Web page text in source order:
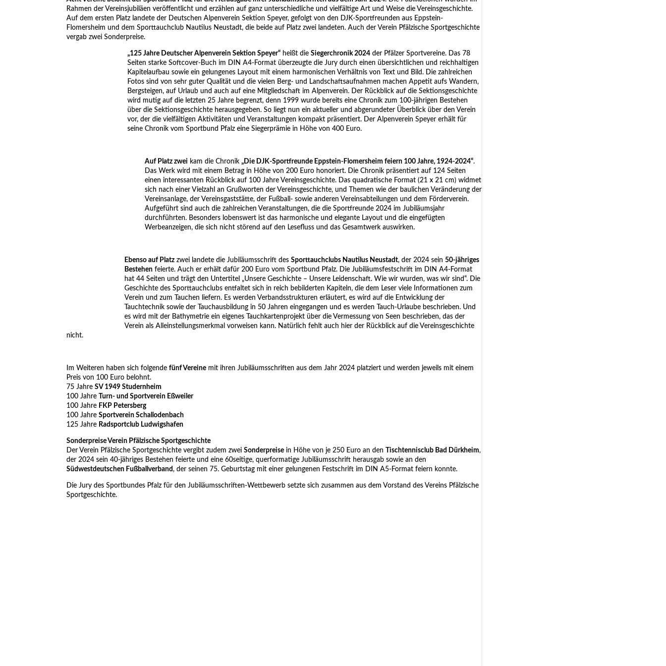
Rahmen der Vereinsjubiläen veröffentlicht und erzählen auf ganz unterschiedliche und vielfältige Art und Weise die Vereinsgeschichte.
Auf dem ersten Platz landete der Deutschen Alpenverein Sektion Speyer, gefolgt von den DJK-Sportfreunden aus Eppstein-
Flomersheim und dem Sporttauchclub Nautilus Neustadt, die beide auf Platz zwei landeten. Auch der Verein Pfälzische Sportgeschichte
vergab zwei Sonderpreise.
„125 Jahre Deutscher Alpenverein Sektion Speyer“ heißt dieSiegerchronik 2024 der Pfälzer Sportvereine. Das 78
Seiten starke Softcover-Buch im DIN A4-Format überzeugte die Jury durch einen übersichtlichen und reichhaltigen
Kapitelaufbau sowie ein gelungenes Layout mit einem harmonischen Verhältnis von Text und Bild. Die zahlreichen
Fotos sind von sehr guter Qualität und die vielen Berg- und Landschaftsaufnahmen machen Appetit aufs Wandern,
Bergsteigen, auf Urlaub und auch auf eine Mitgliedschaft im Alpenverein. Der Rückblick auf die Sektionsgeschichte
wird mutig auf die letzten 25 Jahre begrenzt, denn 1999 wurde bereits eine Chronik zum 100-jährigen Bestehen
über die Sektionsgeschichte herausgegeben. So liegt nun ein aktueller und abgerundeter Überblick über den Verein
vor, der die vielfältigen Aktivitäten und Veranstaltungen kompakt präsentiert. Der Alpenverein Speyer erhält für
seine Chronik vom Sportbund Pfalz eine Siegerprämie in Höhe von 400 Euro.
Auf Platz zwei kam die Chronik„Die DJK-Sportfreunde Eppstein-Flomersheim feiern 100 Jahre, 1924-2024“.
Das Werk wird mit einem Betrag in Höhe von 200 Euro honoriert. Die Chronik präsentiert auf 124 Seiten
einen interessanten Rückblick auf 100 Jahre Vereinsgeschichte. Das quadratische Format (21 x 21 cm) widmet
sich nach einer Vielzahl an Grußworten der Vereinsgeschichte, und Themen wie der baulichen Veränderung der
Vereinsanlage, der Vereinsgaststätte, der Fußball- sowie anderen Vereinsabteilungen und dem Förderverein.
Aufgeführt sind auch die zahlreichen Veranstaltungen, die die Sportfreunde 2024 im Jubiläumsjahr
durchführten. Besonders lobenswert ist das harmonische und elegante Layout und die eingefügten
Werbeanzeigen, die sich nicht störend auf den Lesefluss und das Gesamtwerk auswirken.
Ebenso auf Platz zwei landete die Jubiläumsschrift desSporttauchclubs Nautilus Neustadt, der 2024 sein50-jähriges
Bestehen feierte. Auch er erhält dafür 200 Euro vom Sportbund Pfalz. Die Jubiläumsfestschrift im DIN A4-Format
hat 44 Seiten und trägt den Untertitel „Unsere Geschichte – Unsere Leidenschaft. Wie wir wurden, was wir sind“. Die
Geschichte des Sporttauchclubs entfaltet sich in reich bebilderten Kapiteln, die dem Leser viele Informationen zum
Verein und zum Tauchen liefern. Es werden Verbandsstrukturen erläutert, es wird auf die Entwicklung der
Tauchtechnik sowie der Tauchausbildung in 50 Jahren eingegangen und es werden Tauch-Urlaube beschrieben. Und
es wird mit der Bathymetrie ein eigenes Tauchkartenprojekt über die Vermessung von Seen beschrieben, das der
Verein als Alleinstellungsmerkmal vorweisen kann. Natürlich fehlt auch hier der Rückblick auf die Vereinsgeschichte
nicht.
Im Weiteren haben sich folgendefünf Vereine mit ihren Jubiläumsschriften aus dem Jahr 2024 platziert und werden jeweils mit einem
Preis von 100 Euro belohnt.
75 JahreSV 1949 Studernheim
100 Jahre
Turn- und Sportverein Eßweiler
100 Jahre FKP Petersberg
100 JahreSportverein Schallodenbach
125 Jahre Radsportclub Ludwigshafen
Sonderpreise Verein Pfälzische Sportgeschichte
Der Verein Pfälzische Sportgeschichte vergibt zudem zweiSonderpreise in Höhe von je 250 Euro an den Tischtennisclub Bad Dürkheim,
der 2024 sein 40-jähriges Bestehen feierte und eine 60seitige, querformatige Jubiläumsschrift herausgab sowie an den
Südwestdeutschen Fußballverband, der seinen 75. Geburtstag mit einer gelungenen Festschrift im DIN A5-Format feiern konnte.
Die Jury des Sportbundes Pfalz für den Jubiläumsschriften-Wettbewerb setzte sich zusammen aus dem Vorstand des Vereins Pfälzische
Sportgeschichte.